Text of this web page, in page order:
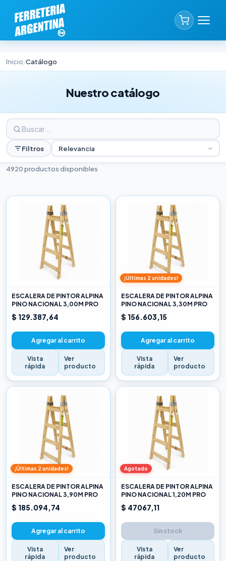
Inicio/Catálogo
Nuestro catálogo
Filtros Relevancia
4920 productos disponibles
ESCALERA DE PINTOR ALPINA
PINO NACIONAL 3,00M PRO
$ 129.387,64
Agregar al carrito
Vista
rápida
Ver
producto
¡Últimas 2 unidades!
ESCALERA DE PINTOR ALPINA
PINO NACIONAL 3,30M PRO
$ 156.603,15
Agregar al carrito
Vista
rápida
Ver
producto
¡Últimas 2 unidades!
ESCALERA DE PINTOR ALPINA
PINO NACIONAL 3,90M PRO
$ 185.094,74
Agregar al carrito
Vista
rápida
Ver
producto
Agotado
ESCALERA DE PINTOR ALPINA
PINO NACIONAL 1,20M PRO
$ 47067,11
Sin stock
Vista
rápida
Ver
producto